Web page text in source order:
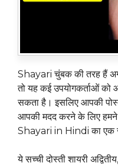
Shayari चुंबक की तरह हैं
तो यह कई उपयोगकर्ताओं
सकता है। इसलिए आपकी
आपकी मदद करने के लिए
Shayari in Hindi का एक
ये सच्ची दोस्ती शायरी